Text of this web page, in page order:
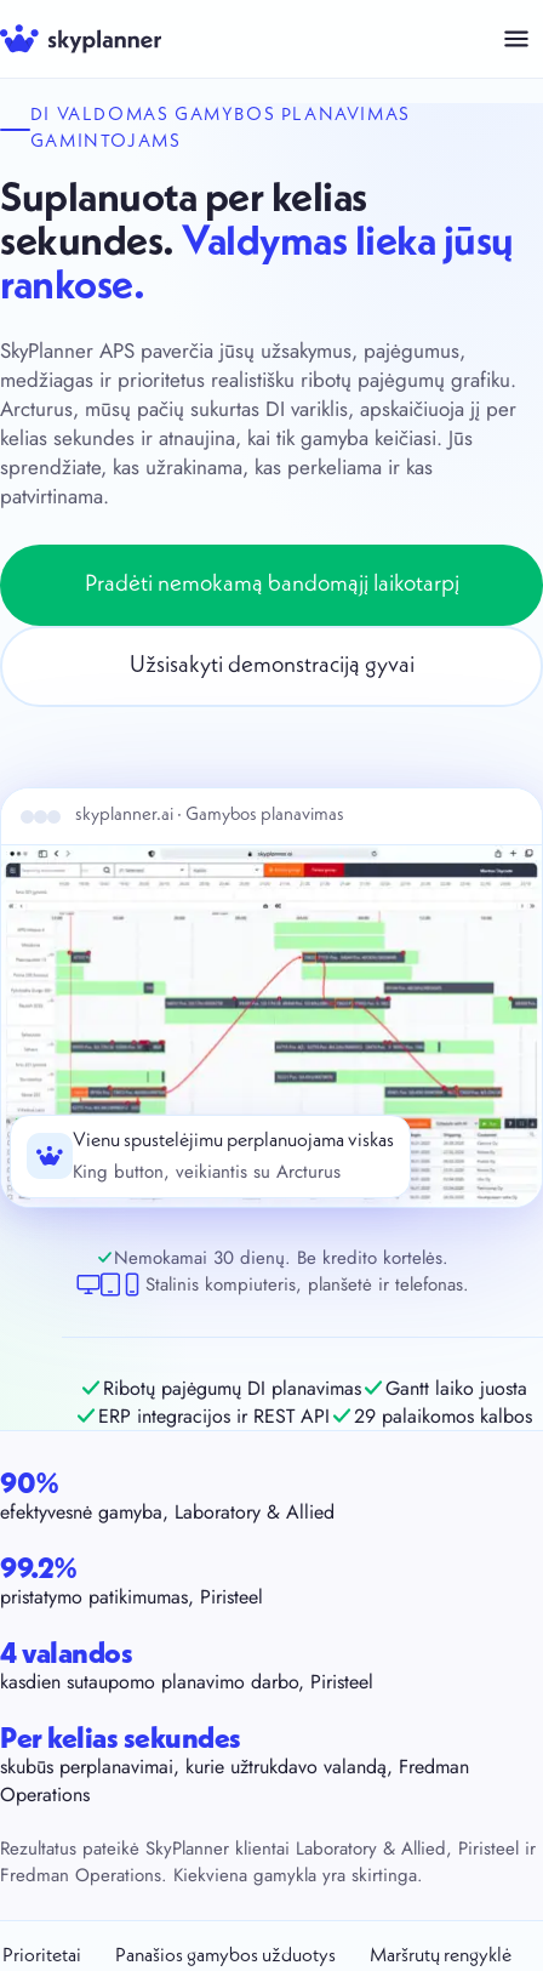
Pereiti
prie
DI VALDOMAS GAMYBOS PLANAVIMAS
GAMINTOJAMS
Suplanuota per kelias
sekundes. Valdymas lieka jūsų
rankose.
SkyPlanner APS paverčia jūsų užsakymus, pajėgumus,
medžiagas ir prioritetus realistišku ribotų pajėgumų grafiku.
Arcturus, mūsų pačių sukurtas DI variklis, apskaičiuoja jį per
kelias sekundes ir atnaujina, kai tik gamyba keičiasi. Jūs
sprendžiate, kas užrakinama, kas perkeliama ir kas
patvirtinama.
Pradėti nemokamą bandomąjį laikotarpį
Užsisakyti demonstraciją gyvai
skyplanner.ai · Gamybos planavimas
Vienu spustelėjimu perplanuojama viskas
King button, veikiantis su Arcturus
Nemokamai 30 dienų. Be kredito kortelės.
Stalinis kompiuteris, planšetė ir telefonas.
Ribotų pajėgumų DI planavimas
Gantt laiko juosta
ERP integracijos ir REST API
29 palaikomos kalbos
90%
efektyvesnė gamyba, Laboratory & Allied
99.2%
pristatymo patikimumas, Piristeel
4 valandos
kasdien sutaupomo planavimo darbo, Piristeel
Per kelias sekundes
skubūs perplanavimai, kurie užtrukdavo valandą, Fredman
Operations
Rezultatus pateikė SkyPlanner klientai Laboratory & Allied, Piristeel ir
Fredman Operations. Kiekviena gamykla yra skirtinga.
Prioritetai Panašios gamybos užduotys Maršrutų rengyklė